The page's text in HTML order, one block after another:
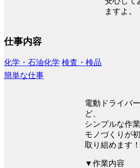
ますよ。
仕事内容
化学・石油化学 検査・検品
簡単な仕事
電動ドライバ
ど、
シンプルな作
モノづくりが
取り組めます！
▼作業内容